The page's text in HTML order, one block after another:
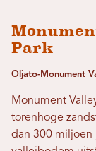
Park
Oljato-Monument
Monument
torenhoge
dan 300 miljoen